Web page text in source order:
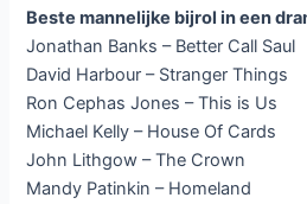
Beste mannelijke bijrol in een
Jonathan Banks – Better Call Saul
David Harbour – Stranger Things
Ron Cephas Jones – This is Us
Michael Kelly – House Of Cards
John Lithgow – The Crown
Mandy Patinkin – Homeland